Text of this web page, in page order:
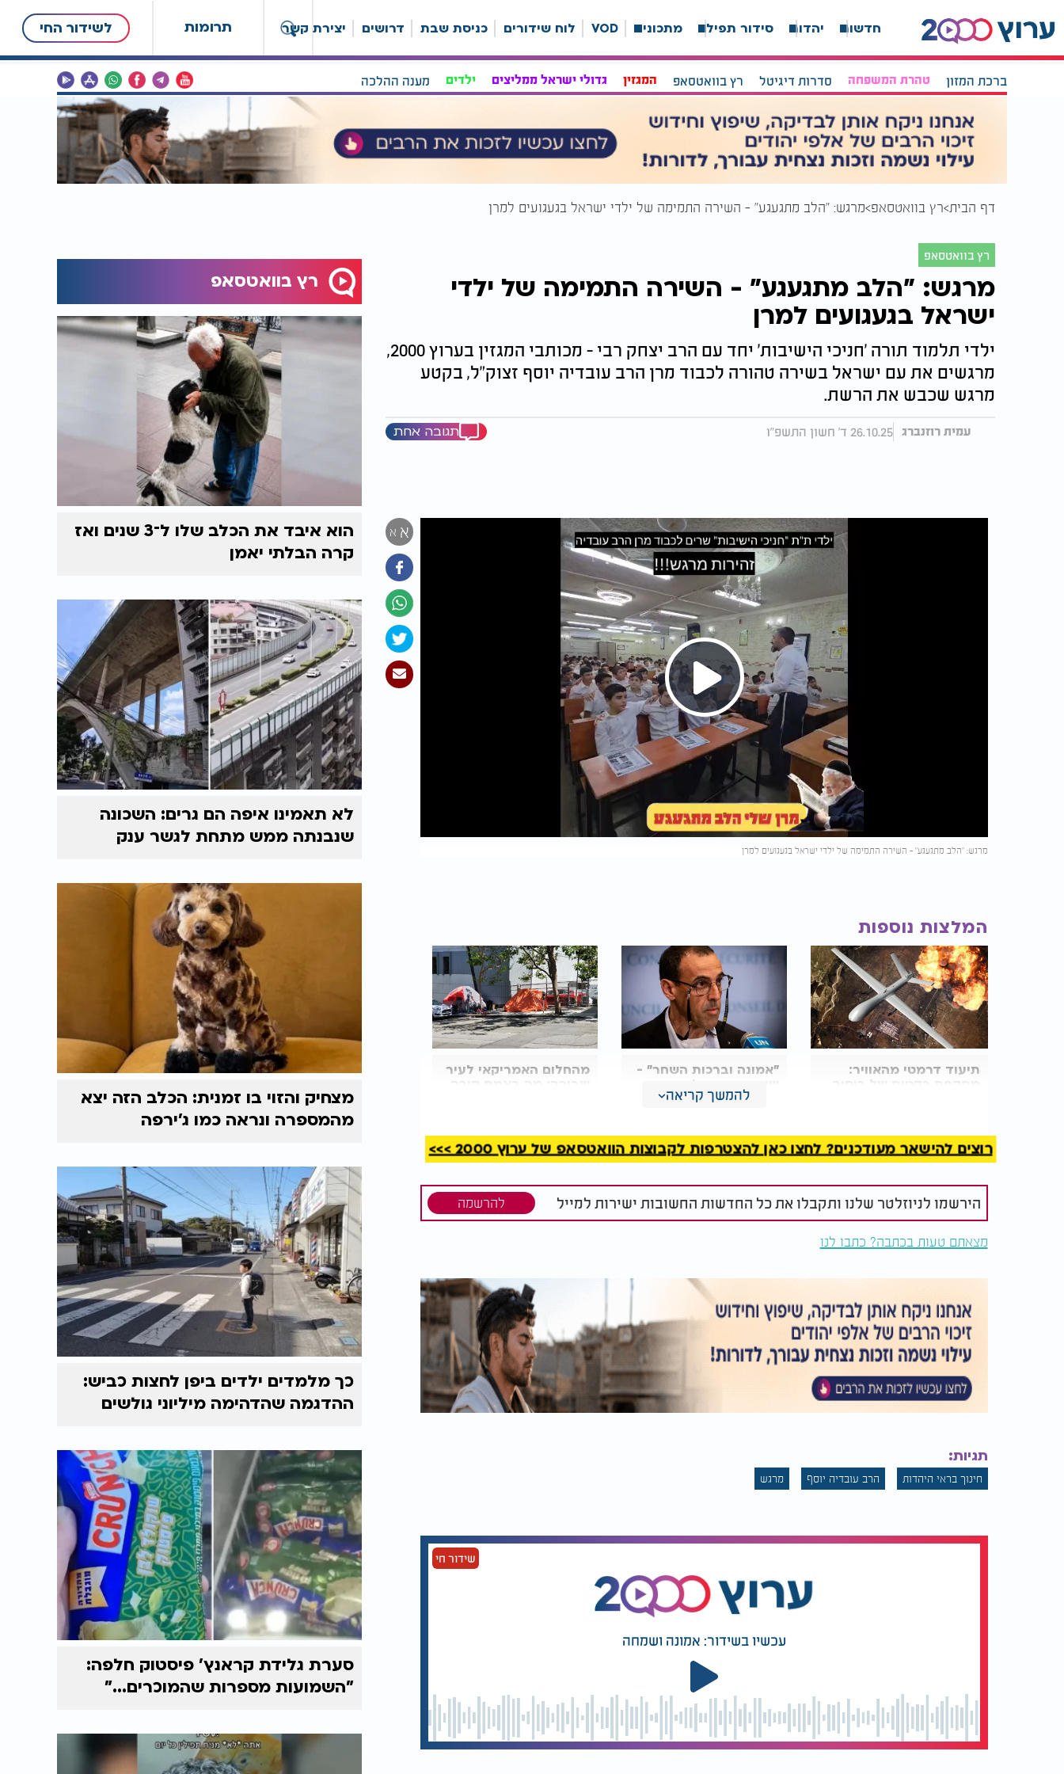
תרומות לשידור החי חדשות יהדות סידור תפילה מתכונים VOD לוח שידורים כניסת שבת דרושים יצירת קשר
ברכת המזון טהרת המשפחה סדרות דיגיטל רץ בוואטסאפ המגזין גדולי ישראל ממליצים ילדים מענה ההלכה
דף הבית רץ בוואטסאפ מרגש: "הלב מתגעגע" - השירה התמימה של ילדי ישראל בגעגועים למרן
רץ בוואטסאפ
מרגש: "הלב מתגעגע" - השירה התמימה של ילדי
ישראל בגעגועים למרן
ילדי תלמוד תורה 'חניכי הישיבות' יחד עם הרב יצחק רבי - מכותבי המגזין בערוץ 2000,
מרגשים את עם ישראל בשירה טהורה לכבוד מרן הרב עובדיה יוסף זצוק"ל, בקטע
מרגש שכבש את הרשת.
עמית רוזנברג 26.10.25 ד' חשון התשפ"ו תגובה אחת
א א
Play
Video
מרגש: "הלב מתגעגע" - השירה התמימה של ילדי ישראל בגעגועים למרן
המלצות נוספות
תיעוד דרמטי מהאוויר:
מתקפת רקטות של רוסיה
"אמונה וברכות השחר" -
שורד השבי אלי שרעבי
מקריא קטע מחזק מספרו
מהחלום האמריקאי לעיר
להמשך קריאה
רוצים להישאר מעודכנים? לחצו כאן להצטרפות לקבוצות הוואטסאפ של ערוץ 2000 >>>
הירשמו לניוזלטר שלנו ותקבלו את כל החדשות החשובות ישירות למייל להרשמה
מצאתם טעות בכתבה? כתבו לנו
תגיות:
חינוך בראי היהדות הרב עובדיה יוסף מרגש
שידור חי
עכשיו בשידור: אמונה ושמחה
רץ בוואטסאפ
הוא איבד את הכלב שלו ל־3 שנים ואז
קרה הבלתי יאמן
לא תאמינו איפה הם גרים: השכונה
שנבנתה ממש מתחת לגשר ענק
מצחיק והזוי בו זמנית: הכלב הזה יצא
מהמספרה ונראה כמו ג'ירפה
כך מלמדים ילדים ביפן לחצות כביש:
ההדגמה שהדהימה מיליוני גולשים
סערת גלידת קראנץ' פיסטוק חלפה:
"השמועות מספרות שהמוכרים..."